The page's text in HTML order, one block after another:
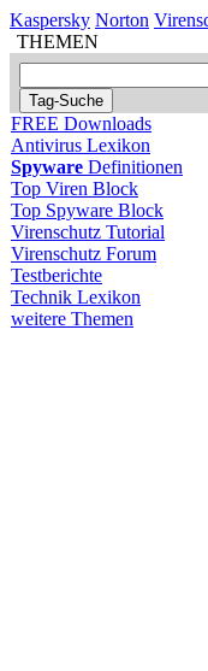
Kaspersky Norton
THEMEN
FREE Downloads
Antivirus Lexikon
Spyware Definitionen
Top Viren Block
Top Spyware Block
Virenschutz Tutorial
Virenschutz Forum
Testberichte
Technik Lexikon
weitere Themen